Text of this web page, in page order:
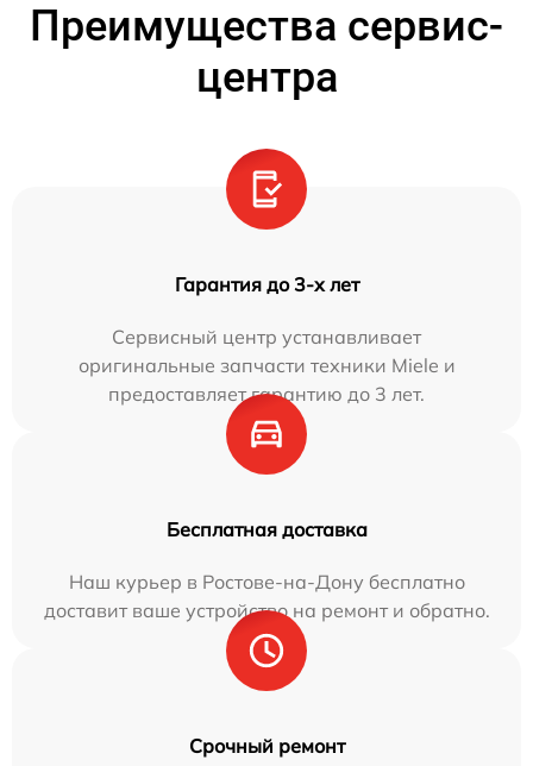
Преимущества сервис-
центра
Гарантия до 3-х лет
Сервисный центр устанавливает
оригинальные запчасти техники Miele и
предоставляет гарантию до 3 лет.
Бесплатная доставка
Наш курьер в Ростове-на-Дону бесплатно
доставит ваше устройство на ремонт и обратно.
Срочный ремонт